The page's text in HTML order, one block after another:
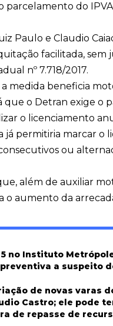
parcelamento do
Paulo e Claudio
facilitada,
nº 7.718/2017.
a medida beneficia
que o Detran exige o
o licenciamento
já permitiria marcar o
ou
além de auxiliar
o aumento da
no Instituto
a suspeito
de novas varas
Castro; ele pode
de repasse de